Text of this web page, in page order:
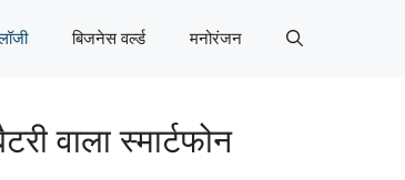
बिजनेस वर्ल्ड मनोरंजन
वाला स्मार्टफोन